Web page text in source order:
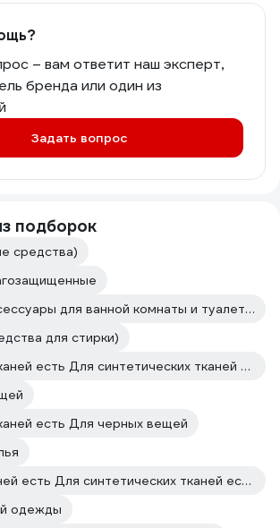
– вам ответит наш эксперт,
бренда или один из
Задать вопрос
подборок
средства)
Недорогие (аксессуары для ванной комнаты и туалета)
для стирки)
Для цветных тканей есть Для синтетических тканей есть
есть Для черных вещей
Для белых тканей есть Для синтетических тканей есть
одежды